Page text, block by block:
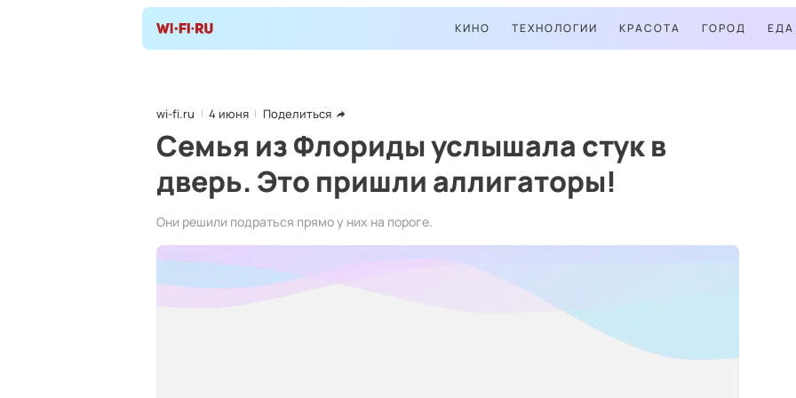
КИНО ТЕХНОЛОГИИ КРАСОТА ГОРОД ЕДА
wi-fi.ru 4 июня Поделиться
Семья из Флориды услышала стук в
дверь. Это пришли аллигаторы!
Они решили подраться прямо у них на пороге.